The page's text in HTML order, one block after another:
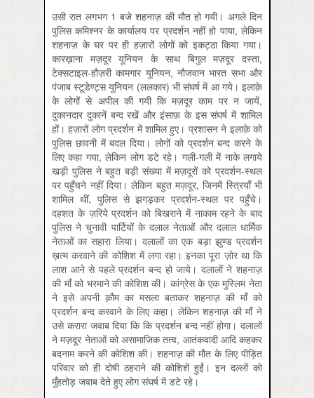
उसी रात लगभग 1 बजे शहनाज़ की मौत हो गयी। अगले दिन
पुलिस कमिश्नर के कार्यालय पर प्रदर्शन नहीं हो पाया, लेकिन
शहनाज़ के घर पर ही हज़ारों लोगों को इकट्ठा किया गया।
कारख़ाना मज़दूर यूनियन के साथ बिगुल मज़दूर दस्ता,
टेक्सटाइल-हौज़री कामगार यूनियन, नौजवान भारत सभा और
पंजाब स्टूडेण्ट्स यूनियन (ललकार) भी संघर्ष में आ गये। इलाक़े
के लोगों से अपील की गयी कि मज़दूर काम पर न जायें,
दुकानदार दुकानें बन्द रखें और इंसाफ़ के इस संघर्ष में शामिल
हों। हज़ारों लोग प्रदर्शन में शामिल हुए। प्रशासन ने इलाक़े को
पुलिस छावनी में बदल दिया। लोगों को प्रदर्शन बन्द करने के
लिए कहा गया, लेकिन लोग डटे रहे। गली-गली में नाके लगाये
खड़ी पुलिस ने बहुत बड़ी संख्या में मज़दूरों को प्रदर्शन-स्थल
पर पहुँचने नहीं दिया। लेकिन बहुत मज़दूर, जिनमें स्त्रियाँ भी
शामिल थीं, पुलिस से झगड़कर प्रदर्शन-स्थल पर पहुँचे।
दहशत के ज़रिये प्रदर्शन को बिखराने में नाकाम रहने के बाद
पुलिस ने चुनावी पार्टियों के दलाल नेताओं और दलाल धार्मिक
नेताओं का सहारा लिया। दलालों का एक बड़ा झुण्ड प्रदर्शन
ख़त्म करवाने की कोशिश में लगा रहा। इनका पूरा ज़ोर था कि
लाश आने से पहले प्रदर्शन बन्द हो जाये। दलालों ने शहनाज़
की माँ को भरमाने की कोशिश की। कांग्रेस के एक मुस्लिम नेता
ने इसे अपनी क़ौम का मसला बताकर शहनाज़ की माँ को
प्रदर्शन बन्द करवाने के लिए कहा। लेकिन शहनाज़ की माँ ने
उसे करारा जवाब दिया कि कि प्रदर्शन बन्द नहीं होगा। दलालों
ने मज़दूर नेताओं को असामाजिक तत्व, आतंकवादी आदि कहकर
बदनाम करने की कोशिश की। शहनाज़ की मौत के लिए पीड़ित
परिवार को ही दोषी ठहराने की कोशिशें हुईं। इन दल्लों को
मुँहतोड़ जवाब देते हुए लोग संघर्ष में डटे रहे।